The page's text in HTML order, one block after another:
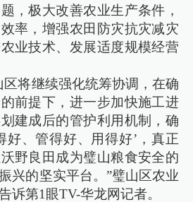
，极大改善农业生产条件，
率，增强农田防灾抗灾减灾
业技术、发展适度规模经营
区将继续强化统筹协调，在确
前提下，进一步加快施工进
建成后的管护利用机制，确
好、管得好、用得好’，真正
野良田成为璧山粮食安全的
兴的坚实平台。”璧山区农业
诉第1眼TV-华龙网记者。